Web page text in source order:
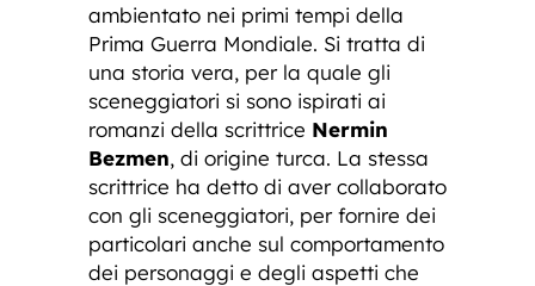
ambientato nei primi tempi della
Prima Guerra Mondiale. Si tratta di
una storia vera, per la quale gli
sceneggiatori si sono ispirati ai
romanzi della scrittrice Nermin
Bezmen, di origine turca. La stessa
scrittrice ha detto di aver collaborato
con gli sceneggiatori, per fornire dei
particolari anche sul comportamento
dei personaggi e degli aspetti che